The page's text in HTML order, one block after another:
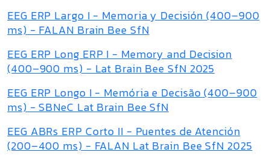
EEG ERP Largo I - Memoria y Decisión (400–900
ms) - FALAN Brain Bee SfN
EEG ERP Long ERP I - Memory and Decision
(400–900 ms) - Lat Brain Bee SfN 2025
EEG ERP Longo I - Memória e Decisão (400–900
ms) - SBNeC Lat Brain Bee SfN
EEG ABRs ERP Corto II - Puentes de Atención
(200–400 ms) - FALAN Lat Brain Bee SfN 2025